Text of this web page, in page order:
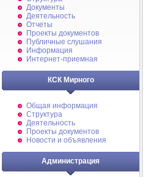
Документы
Деятельность
Отчеты
Проекты документов
Публичные слушания
Информация
Интернет-приемная
КСК Мирного
Общая информация
Структура
Деятельность
Проекты документов
Новости и объявления
Администрация